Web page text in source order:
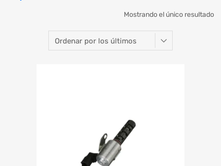
LAMBORGHINI
MAZDAMINI
PLYMOUTH
RENAULT
Mostrando el único resultado